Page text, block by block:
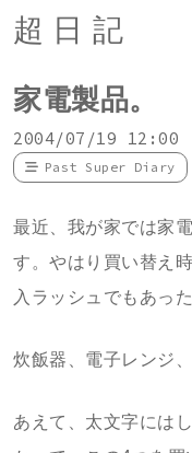
超日記
家電製品。
2004/07/19 12:00
Past Super Diary
最近、我が家では家
す。やはり買い替え
入ラッシュでもあっ
炊飯器、電子レンジ
あえて、太文字には